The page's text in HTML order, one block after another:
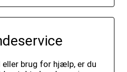
eller brug for hjælp, er du